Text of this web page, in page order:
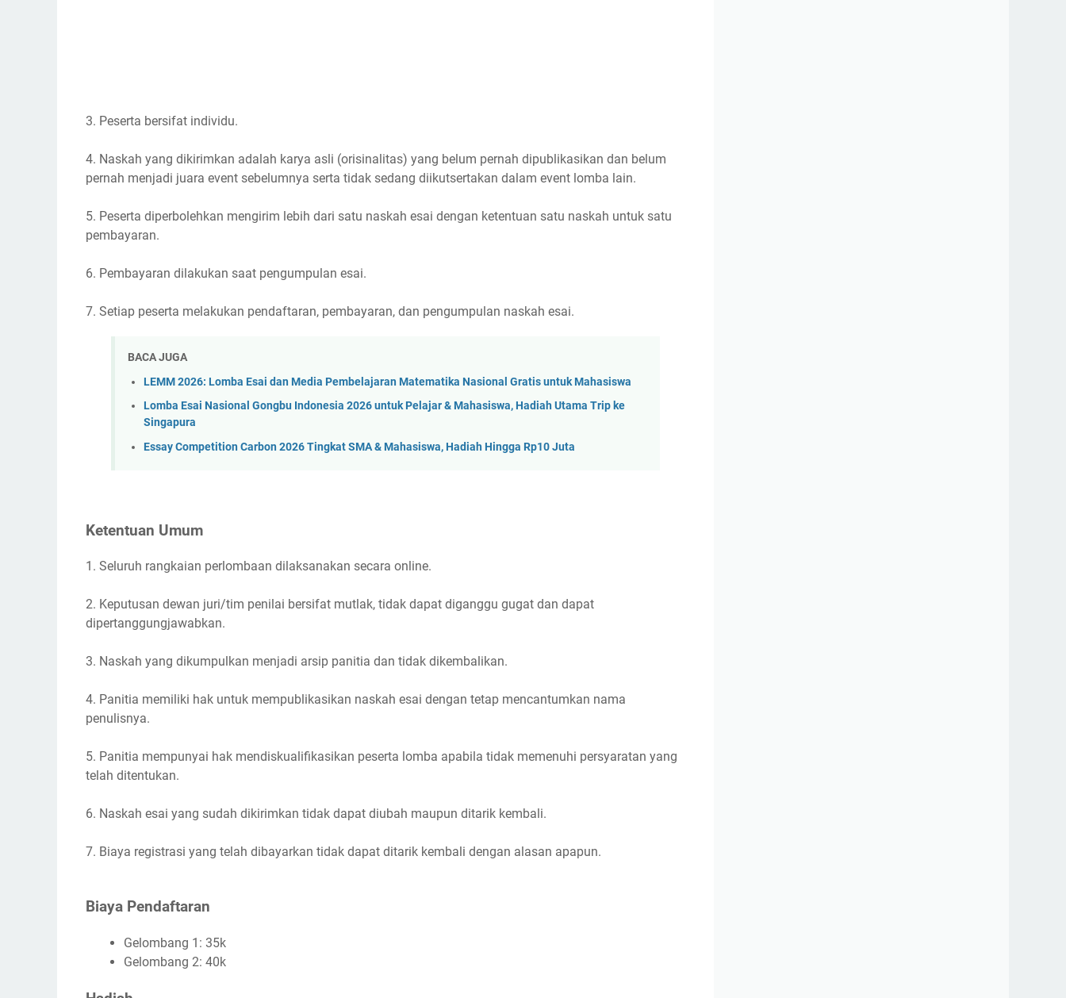
3. Peserta bersifat individu.
4. Naskah yang dikirimkan adalah karya asli (orisinalitas) yang belum pernah dipublikasikan dan belum
pernah menjadi juara event sebelumnya serta tidak sedang diikutsertakan dalam event lomba lain.
5. Peserta diperbolehkan mengirim lebih dari satu naskah esai dengan ketentuan satu naskah untuk satu
pembayaran.
6. Pembayaran dilakukan saat pengumpulan esai.
7. Setiap peserta melakukan pendaftaran, pembayaran, dan pengumpulan naskah esai.
BACA JUGA
LEMM 2026: Lomba Esai dan Media Pembelajaran Matematika Nasional Gratis untuk Mahasiswa
Lomba Esai Nasional Gongbu Indonesia 2026 untuk Pelajar & Mahasiswa, Hadiah Utama Trip ke
Singapura
Essay Competition Carbon 2026 Tingkat SMA & Mahasiswa, Hadiah Hingga Rp10 Juta
Ketentuan Umum
1. Seluruh rangkaian perlombaan dilaksanakan secara online.
2. Keputusan dewan juri/tim penilai bersifat mutlak, tidak dapat diganggu gugat dan dapat
dipertanggungjawabkan.
3. Naskah yang dikumpulkan menjadi arsip panitia dan tidak dikembalikan.
4. Panitia memiliki hak untuk mempublikasikan naskah esai dengan tetap mencantumkan nama
penulisnya.
5. Panitia mempunyai hak mendiskualifikasikan peserta lomba apabila tidak memenuhi persyaratan yang
telah ditentukan.
6. Naskah esai yang sudah dikirimkan tidak dapat diubah maupun ditarik kembali.
7. Biaya registrasi yang telah dibayarkan tidak dapat ditarik kembali dengan alasan apapun.
Biaya Pendaftaran
Gelombang 1: 35k
Gelombang 2: 40k